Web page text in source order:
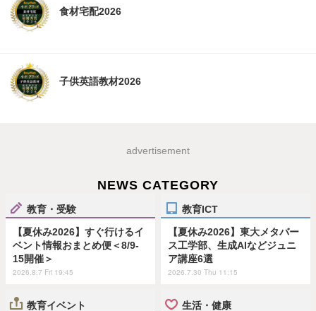
食材宅配2026
子供英語教材2026
advertisement
NEWS CATEGORY
教育・受験
【夏休み2026】すぐ行けるイ
ベント情報おまとめ便＜8/9-
15開催＞
2026.8.7 Fri 19:45
教育ICT
【夏休み2026】東大メタバー
ス工学部、生成AIなどジュニ
ア講座6選
2026.7.30 Thu 11:15
教育イベント 生活・健康